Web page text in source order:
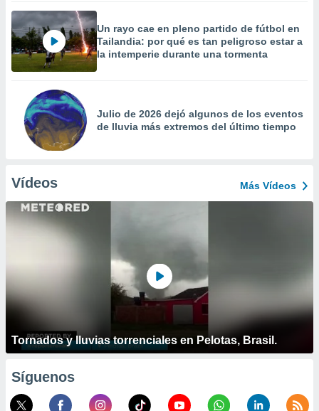
Un rayo cae en pleno partido de fútbol en
Tailandia: por qué es tan peligroso estar a
la intemperie durante una tormenta
Julio de 2026 dejó algunos de los eventos
de lluvia más extremos del último tiempo
Vídeos Más Vídeos
Tornados y lluvias torrenciales en Pelotas, Brasil.
Síguenos